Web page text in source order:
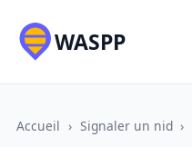
WASPP
Accueil › Signaler un nid ›